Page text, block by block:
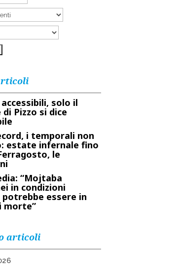
accessibili, solo il
di Pizzo si dice
i temporali non
estate infernale fino
le
“Mojtaba
in condizioni
essere in
morte”
articoli